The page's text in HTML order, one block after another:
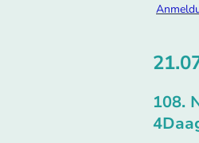
108.